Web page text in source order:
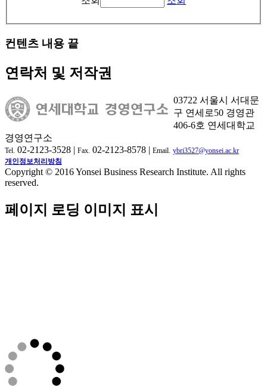
컨텐츠 내용 끝
연락처 및 저작권
03722 서울시 서대문
구 연세로50 경영관
406-6호 연세대학교
경영연구소
Tel. 02-2123-3528 | Fax. 02-2123-8578 | Email. ybri3527@yonsei.ac.kr
개인정보처리방침
Copyright © 2016 Yonsei Business Research Institute. All rights
reserved.
페이지 로딩 이미지 표시